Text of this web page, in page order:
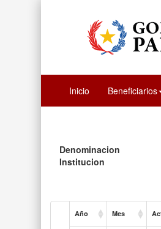
Inicio Beneficiarios
Denominacion
Institucion
Año Mes